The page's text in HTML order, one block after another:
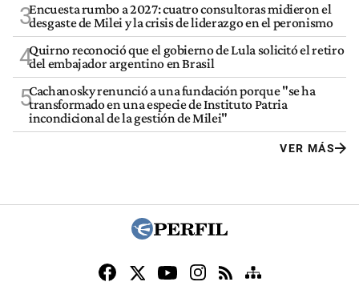
3Encuesta rumbo a 2027: cuatro consultoras midieron el
desgaste de Milei y la crisis de liderazgo en el peronismo
4Quirno reconoció que el gobierno de Lula solicitó el retiro
del embajador argentino en Brasil
5Cachanosky renunció a una fundación porque "se ha
transformado en una especie de Instituto Patria
incondicional de la gestión de Milei"
VER MÁS